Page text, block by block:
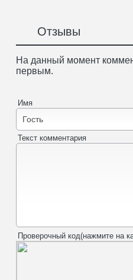
Отзывы
На данный момент
первым.
Имя
Текст комментария
Проверочный код(нажмите на